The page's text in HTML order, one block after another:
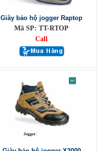
Giày bảo hộ jogger Raptop
Mã SP: TT-RTOP
Call